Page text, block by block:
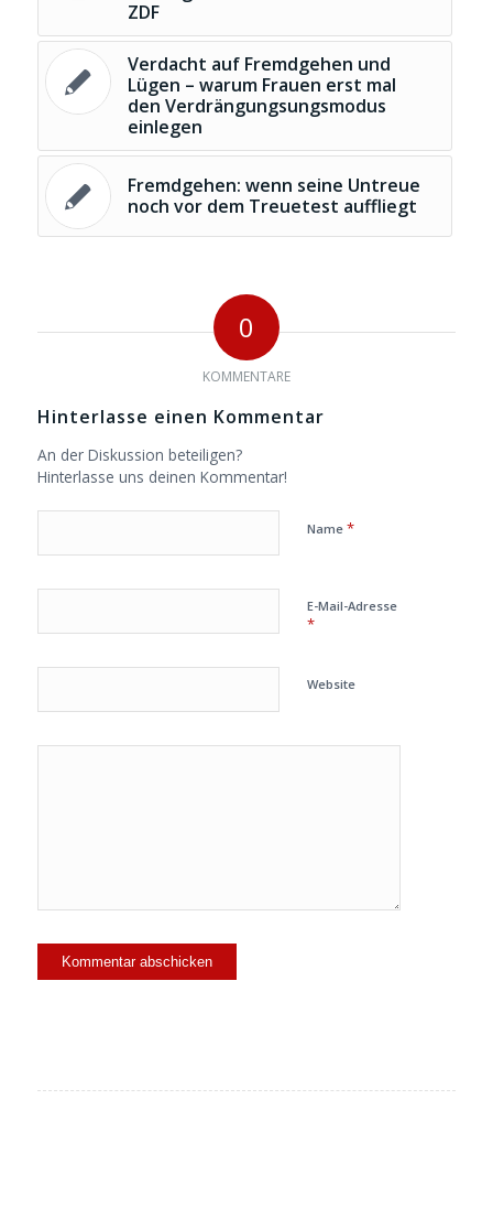
ZDF
Verdacht auf Fremdgehen und
Lügen – warum Frauen erst mal
den Verdrängungsungsmodus
einlegen
Fremdgehen: wenn seine Untreue
noch vor dem Treuetest auffliegt
0
KOMMENTARE
Hinterlasse einen Kommentar
An der Diskussion beteiligen?
Hinterlasse uns deinen Kommentar!
Name *
E-Mail-Adresse
*
Website